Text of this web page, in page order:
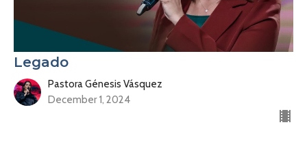
Legado
Pastora Génesis Vásquez
December 1, 2024